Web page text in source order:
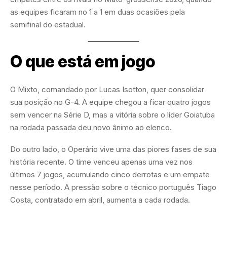
as equipes ficaram no 1 a 1 em duas ocasiões pela
semifinal do estadual.
O que está em jogo
O Mixto, comandado por Lucas Isotton, quer consolidar
sua posição no G-4. A equipe chegou a ficar quatro jogos
sem vencer na Série D, mas a vitória sobre o líder Goiatuba
na rodada passada deu novo ânimo ao elenco.
Do outro lado, o Operário vive uma das piores fases de sua
história recente. O time venceu apenas uma vez nos
últimos 7 jogos, acumulando cinco derrotas e um empate
nesse período. A pressão sobre o técnico português Tiago
Costa, contratado em abril, aumenta a cada rodada.